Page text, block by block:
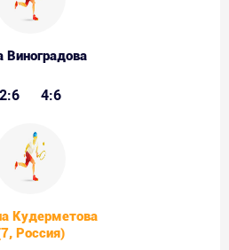
Виноградова
2:6 4:6
Кудерметова
Россия)